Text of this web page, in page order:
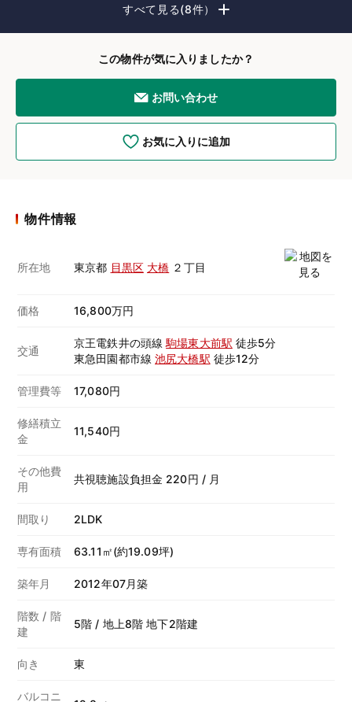
すべて見る(8件）
この物件が気に入りましたか？
お問い合わせ
お気に入りに追加
物件情報
所在地 東京都 目黒区 大橋 ２丁目
価格 16,800万円
交通
京王電鉄井の頭線駒場東大前駅 徒歩5分
東急田園都市線 池尻大橋駅 徒歩12分
管理費等 17,080円
修繕積立
金
11,540円
その他費
用
共視聴施設負担金 220円 / 月
間取り 2LDK
専有面積 63.11㎡(約19.09坪)
築年月 2012年07月築
階数 / 階
建
5階 / 地上8階 地下2階建
向き 東
バルコニ